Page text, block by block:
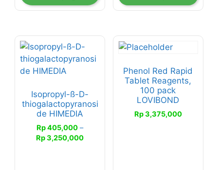
Isopropyl-ß-D-
thiogalactopyranosi
de HIMEDIA
Rp405,000 –
Rp3,250,000Rentang
Produk
ini
memiliki
varian.
Pilihan
dapat
diambil
Phenol Red Rapid
Tablet Reagents,
100 pack
LOVIBOND
Rp3,375,000